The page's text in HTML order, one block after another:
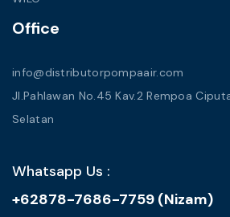
Office
info@distributorpompaair.com
Jl.Pahlawan No.45 Kav.2 Rempoa
Selatan
Whatsapp Us :
+62878-7686-7759 (Nizam)